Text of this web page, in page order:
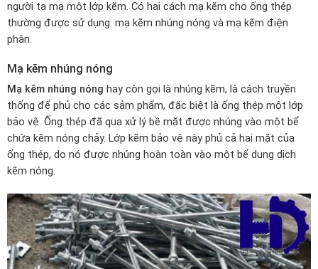
người ta mạ một lớp kẽm. Có hai cách mạ kẽm cho ống thép
thường được sử dụng: mạ kẽm nhúng nóng và mạ kẽm điện
phân.
Mạ kẽm nhúng nóng
Mạ kẽm nhúng nóng hay còn gọi là nhúng kẽm, là cách truyền
thống để phủ cho các sảm phẩm, đặc biệt là ống thép một lớp
bảo vệ. Ống thép đã qua xử lý bề mặt được nhúng vào một bể
chứa kẽm nóng chảy. Lớp kẽm bảo vệ này phủ cả hai mặt của
ống thép, do nó được nhúng hoàn toàn vào một bể dung dịch
kẽm nóng.